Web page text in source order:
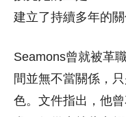
建立了持續多年的
Seamons曾就被革
間並無不當關係，
色。文件指出，他